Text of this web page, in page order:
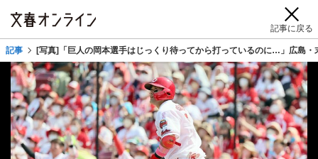
記事に戻る
記事 [写真]「巨人の岡本選手はじっくり待ってから打っているのに…」広島